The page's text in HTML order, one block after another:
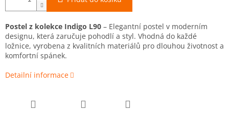
Postel z kolekce Indigo L90 – Elegantní postel v moderním
designu, která zaručuje pohodlí a styl. Vhodná do každé
ložnice, vyrobena z kvalitních materiálů pro dlouhou životnost a
komfortní spánek.
Detailní informace